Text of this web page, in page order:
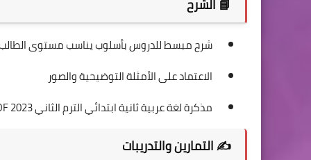
شرح مبسط للدروس بأسلوب يناسب مستوى
الاعتماد على الأمثلة التوضيحية والصور
مذكرة لغة عربية ثانية ابتدائي الترم الثاني 2023 PDF لتأسيس قوي
✍️ التمارين والتدريبات